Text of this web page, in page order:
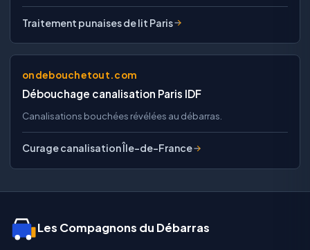
Traitement punaises de lit Paris
ondebouchetout.com
Débouchage canalisation Paris IDF
Canalisations bouchées révélées au débarras.
Curage canalisation Île-de-France
Les Compagnons du Débarras